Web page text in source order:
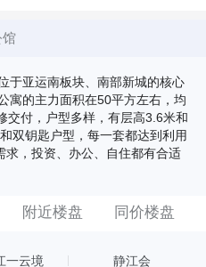
馆
于亚运南板块、南部新城的核心
寓的主力面积在50平方左右，均
交付，户型多样，有层高3.6米和
双钥匙户型，每一套都达到利用
求，投资、办公、自住都有合适
附近楼盘 同价楼盘
一云境 静江会